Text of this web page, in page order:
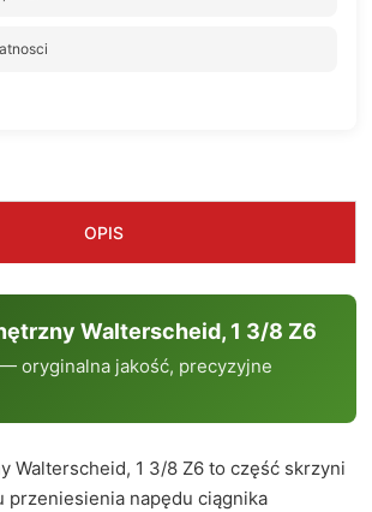
OPIS
Walterscheid, 1 3/8 Z6
oryginalna jakość, precyzyjne
Walterscheid, 1 3/8 Z6 to część skrzyni
przeniesienia napędu ciągnika